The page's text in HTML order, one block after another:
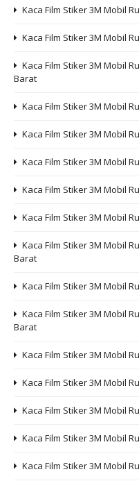
Kaca Film Stiker 3M Mobil
Kaca Film Stiker 3M Mobil
Kaca Film Stiker 3M Mobil
Barat
Kaca Film Stiker 3M Mobil
Kaca Film Stiker 3M Mobil
Kaca Film Stiker 3M Mobil
Kaca Film Stiker 3M Mobil
Kaca Film Stiker 3M Mobil
Kaca Film Stiker 3M Mobil
Barat
Kaca Film Stiker 3M Mobil
Kaca Film Stiker 3M Mobil
Barat
Kaca Film Stiker 3M Mobil
Kaca Film Stiker 3M Mobil
Kaca Film Stiker 3M Mobil
Kaca Film Stiker 3M Mobil
Kaca Film Stiker 3M Mobil